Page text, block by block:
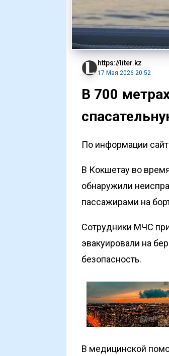
https://liter.kz
17 Мая 2026 20:52
В 700
По информации
В Кокшетау во
обнаружили
пассажирами на
Сотрудники МЧС
эвакуировали на
безопасность.
В медицинской